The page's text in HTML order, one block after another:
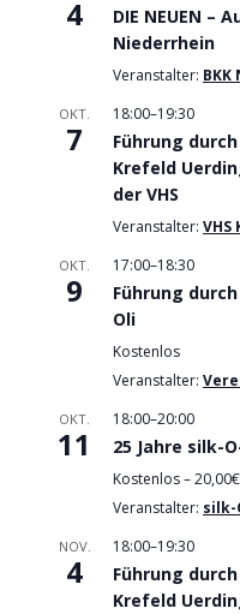
4
DIE NEUEN –
Niederrhein
Veranstalter:
OKT.
7
18:00–19:30
Führung
Krefeld
der VHS
Veranstalter: VHS
OKT.
9
17:00–18:30
Führung
Oli
Kostenlos
Veranstalter:
OKT.
11
18:00–20:00
25 Jahre silk-
Kostenlos – 20,00€
Veranstalter: silk-
NOV.
4
18:00–19:30
Führung
Krefeld